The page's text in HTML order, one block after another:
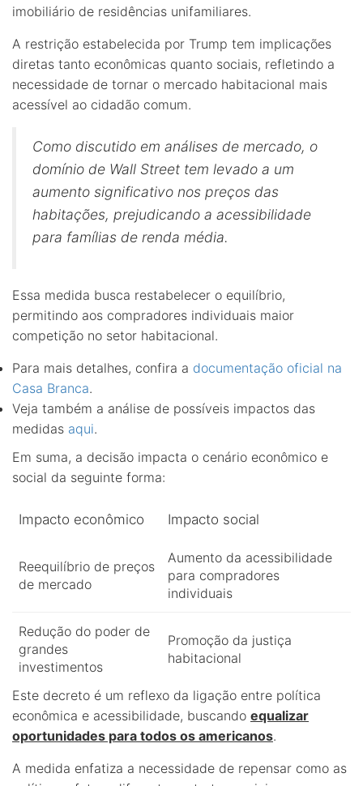
imobiliário de residências unifamiliares.
A restrição estabelecida por Trump tem implicações
diretas tanto econômicas quanto sociais, refletindo a
necessidade de tornar o mercado habitacional mais
acessível ao cidadão comum.
Como discutido em análises de mercado, o
domínio de Wall Street tem levado a um
aumento significativo nos preços das
habitações, prejudicando a acessibilidade
para famílias de renda média.
Essa medida busca restabelecer o equilíbrio,
permitindo aos compradores individuais maior
competição no setor habitacional.
Para mais detalhes, confira a documentação oficial na
Casa Branca.
Veja também a análise de possíveis impactos das
medidas aqui.
Em suma, a decisão impacta o cenário econômico e
social da seguinte forma:
Impacto econômico Impacto social
Reequilíbrio de preços
de mercado
Aumento da acessibilidade
para compradores
individuais
Redução do poder de
grandes
investimentos
Promoção da justiça
habitacional
Este decreto é um reflexo da ligação entre política
econômica e acessibilidade, buscando equalizar
oportunidades para todos os americanos.
A medida enfatiza a necessidade de repensar como as